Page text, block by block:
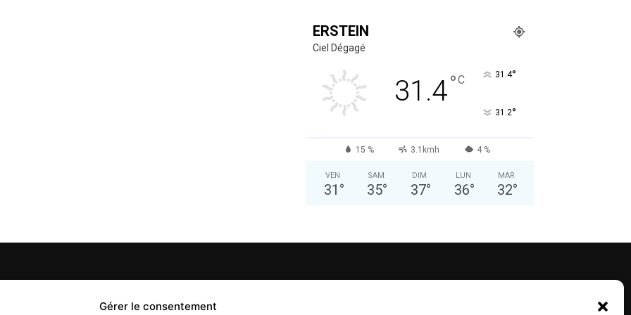
Gérer le consentement
ERSTEIN
Ciel Dégagé
31.4°C 31.4°
31.2°
15 % 3.1kmh 4 %
VEN
31 °
SAM
35°
DIM
37°
LUN
36°
MAR
32°